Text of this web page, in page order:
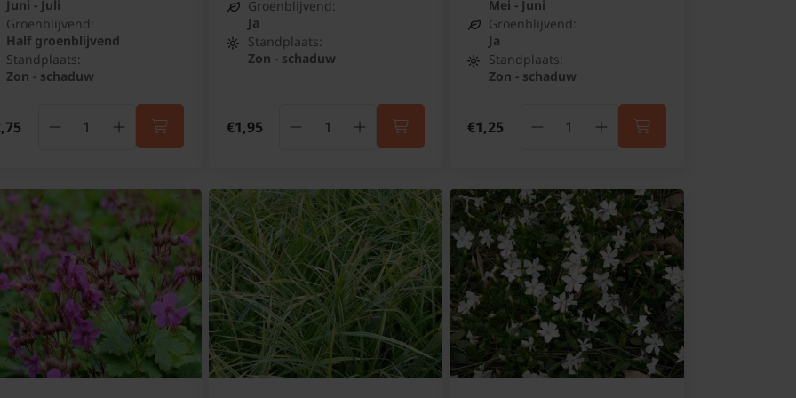
Juni - Juli
Groenblijvend:
Half groenblijvend
Standplaats:
Zon - schaduw
Groenblijvend:
Ja
Standplaats:
Zon - schaduw
€1,95
Mei - Juni
Groenblijvend:
Ja
Standplaats:
Zon - schaduw
€1,25